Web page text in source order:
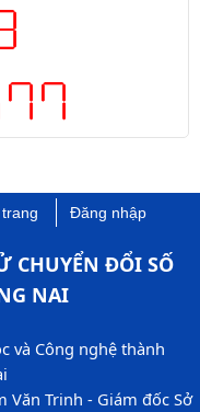
Đăng nhập
CHUYỂN ĐỔI SỐ
NAI​
và Công nghệ thành
Trinh - Giám đốc Sở